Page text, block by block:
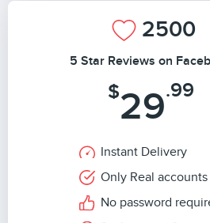
2500
5 Star Reviews on
$29.99
Instant Delivery
Only Real accounts
No password